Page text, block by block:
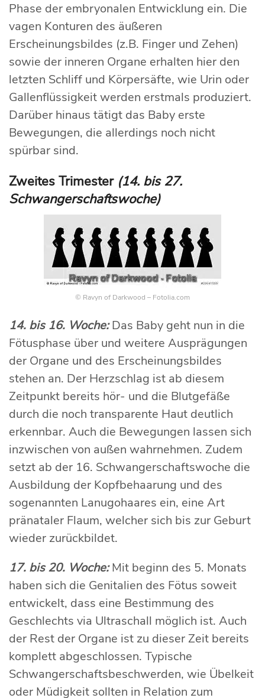
Phase der embryonalen Entwicklung ein. Die
vagen Konturen des äußeren
Erscheinungsbildes (z.B. Finger und Zehen)
sowie der inneren Organe erhalten hier den
letzten Schliff und Körpersäfte, wie Urin oder
Gallenflüssigkeit werden erstmals produziert.
Darüber hinaus tätigt das Baby erste
Bewegungen, die allerdings noch nicht
spürbar sind.
Zweites Trimester (14. bis 27.
Schwangerschaftswoche)
© Ravyn of Darkwood – Fotolia.com
14. bis 16. Woche:Das Baby geht nun in die
Fötusphase über und weitere Ausprägungen
der Organe und des Erscheinungsbildes
stehen an. Der Herzschlag ist ab diesem
Zeitpunkt bereits hör- und die Blutgefäße
durch die noch transparente Haut deutlich
erkennbar. Auch die Bewegungen lassen sich
inzwischen von außen wahrnehmen. Zudem
setzt ab der 16. Schwangerschaftswoche die
Ausbildung der Kopfbehaarung und des
sogenannten Lanugohaares ein, eine Art
pränataler Flaum, welcher sich bis zur Geburt
wieder zurückbildet.
17. bis 20. Woche:Mit beginn des 5. Monats
haben sich die Genitalien des Fötus soweit
entwickelt, dass eine Bestimmung des
Geschlechts via Ultraschall möglich ist. Auch
der Rest der Organe ist zu dieser Zeit bereits
komplett abgeschlossen. Typische
Schwangerschaftsbeschwerden, wie Übelkeit
oder Müdigkeit sollten in Relation zum